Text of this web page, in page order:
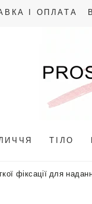
І ОПЛАТА
ТІЛО
фіксації для